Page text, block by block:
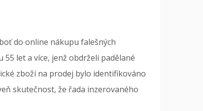
do online nákupu falešných
let a více, jenž obdrželi padělané
zboží na prodej bylo identifikováno
skutečnost, že řada inzerovaného